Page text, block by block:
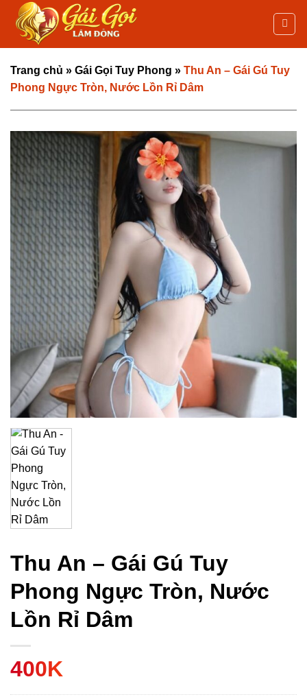
qua
Trang chủ » Gái Gọi Tuy Phong » Thu An – Gái Gú Tuy
Phong Ngực Tròn, Nước Lồn Rỉ Dâm
Thu An – Gái Gú Tuy
Phong Ngực Tròn, Nước
Lồn Rỉ Dâm
400K